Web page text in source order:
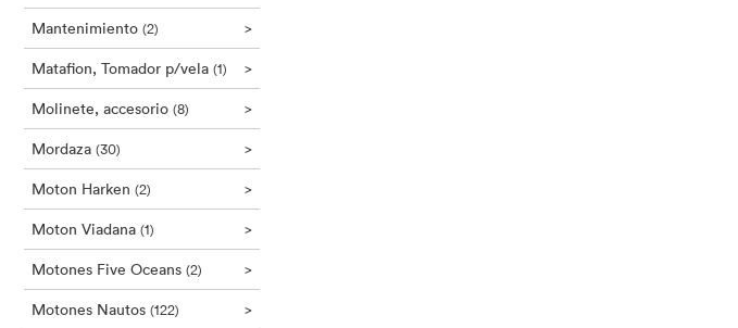
>
Mantenimiento (2)
>
Matafion, Tomador p/vela (1)
>
Molinete, accesorio (8)
>
Mordaza (30)
>
Moton Harken (2)
>
Moton Viadana (1)
>
Motones Five Oceans (2)
>
Motones Nautos (122)